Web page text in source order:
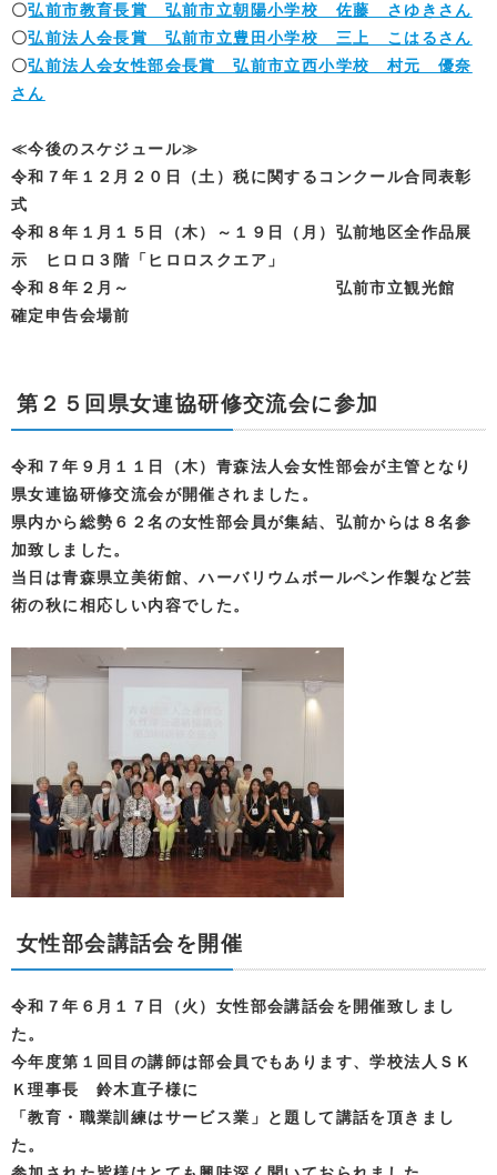
〇弘前市教育長賞 弘前市立朝陽小学校 佐藤 さゆきさん
〇弘前法人会長賞 弘前市立豊田小学校 三上 こはるさん
〇弘前法人会女性部会長賞 弘前市立西小学校 村元 優奈
さん
≪今後のスケジュール≫
令和７年１２月２０日（土）税に関するコンクール合同表彰
式
令和８年１月１５日（木）～１９日（月）弘前地区全作品展
示 ヒロロ３階「ヒロロスクエア」
令和８年２月～ 弘前市立観光館
確定申告会場前
第２５回県女連協研修交流会に参加
令和７年９月１１日（木）青森法人会女性部会が主管となり
県女連協研修交流会が開催されました。
県内から総勢６２名の女性部会員が集結、弘前からは８名参
加致しました。
当日は青森県立美術館、ハーバリウムボールペン作製など芸
術の秋に相応しい内容でした。
女性部会講話会を開催
令和７年６月１７日（火）女性部会講話会を開催致しまし
た。
今年度第１回目の講師は部会員でもあります、学校法人ＳＫ
Ｋ理事長 鈴木直子様に
「教育・職業訓練はサービス業」と題して講話を頂きまし
た。